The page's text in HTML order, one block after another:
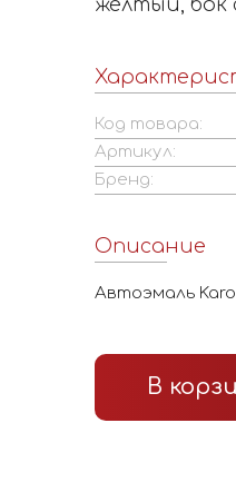
жёлтый, бок
Код товара:
Артикул:
Бренд:
Описание
Автоэмаль
В